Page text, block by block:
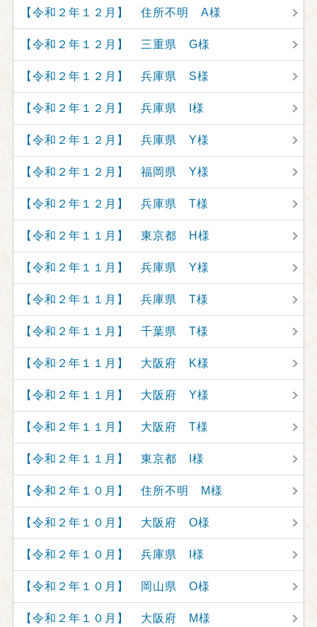
【令和２年１２月】 住所不明 A様
【令和２年１２月】 三重県 G様
【令和２年１２月】 兵庫県 S様
【令和２年１２月】 兵庫県 I様
【令和２年１２月】 兵庫県 Y様
【令和２年１２月】 福岡県 Y様
【令和２年１２月】 兵庫県 T様
【令和２年１１月】 東京都 H様
【令和２年１１月】 兵庫県 Y様
【令和２年１１月】 兵庫県 T様
【令和２年１１月】 千葉県 T様
【令和２年１１月】 大阪府 K様
【令和２年１１月】 大阪府 Y様
【令和２年１１月】 大阪府 T様
【令和２年１１月】 東京都 I様
【令和２年１０月】 住所不明 M様
【令和２年１０月】 大阪府 O様
【令和２年１０月】 兵庫県 I様
【令和２年１０月】 岡山県 O様
【令和２年１０月】 大阪府 M様